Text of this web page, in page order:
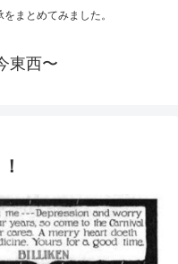
まとめてみました。
東西〜